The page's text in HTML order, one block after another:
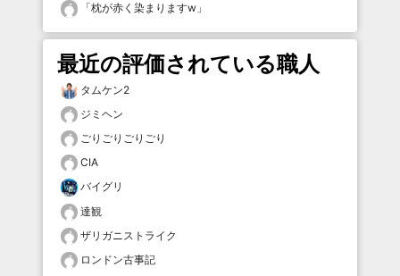
「枕が赤く染まりますw 」
最近の評価されている職人
タムケン2
ジミヘン
ごりごりごりごり
CIA
バイグリ
達観
ザリガニストライク
ロンドン古事記